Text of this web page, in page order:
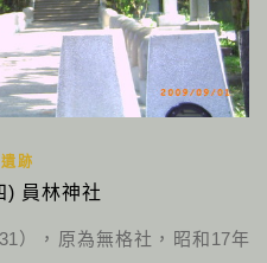
跡
) 員林神社
），原為無格社，昭和17年